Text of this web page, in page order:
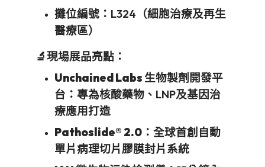
攤位編號：L324（細胞治療及再生
醫療區）
🔬現場展品亮點：
Unchained Labs 生物製劑開發平
台 ：專為核酸藥物、LNP及基因治
療應用打造
Pathoslide® 2.0：全球首創自動
單片病理切片膠膜封片系統